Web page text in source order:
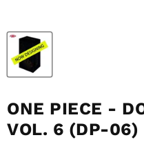
ONE PIECE -
VOL. 6 (DP-06)